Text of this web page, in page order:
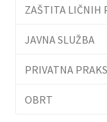
ZAŠTITA LIČNIH
JAVNA SLUŽBA
PRIVATNA
OBRT